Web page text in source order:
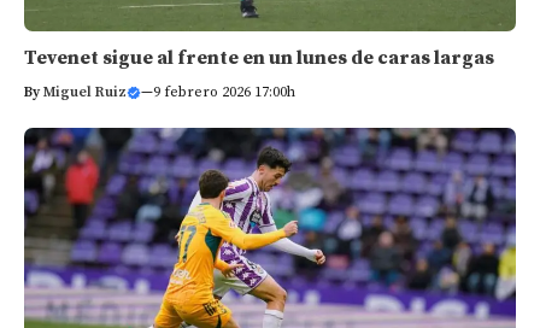
Tevenet sigue al frente en un lunes de caras largas
ByMiguel Ruiz —9 febrero 2026 17:00h